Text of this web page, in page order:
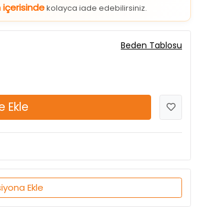
içerisindekolayca iade edebilirsiniz.
Beden Tablosu
Ekle
Ekle